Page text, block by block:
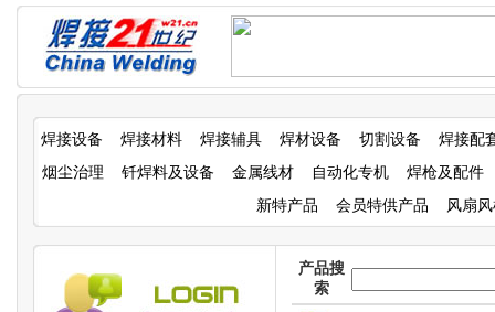
焊接设备 焊接材料 焊接辅具 焊材设备 切割设备
焊接配
烟尘治理
钎焊料及设备 金属线材 自动化专机
焊枪及配件
新特产品
会员特供产品 风扇
产品搜
索